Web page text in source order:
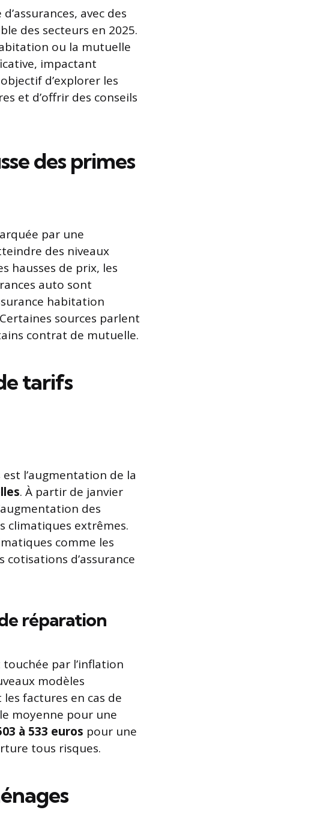
avec des
des secteurs en 2025.
ou la mutuelle
impactant
d’explorer les
et d’offrir des conseils
des primes
par une
des niveaux
hausses de prix, les
auto sont
habitation
sources parlent
contrat de mutuelle.
tarifs
l’augmentation de la
. À partir de janvier
des
climatiques extrêmes.
comme les
d’assurance
réparation
par l’inflation
modèles
factures en cas de
moyenne pour une
à 533 euros pour une
tous risques.